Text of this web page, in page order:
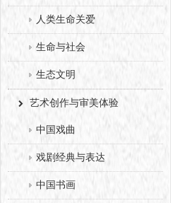
人类生命关爱
生命与社会
生态文明
艺术创作与审美体验
中国戏曲
戏剧经典与表达
中国书画